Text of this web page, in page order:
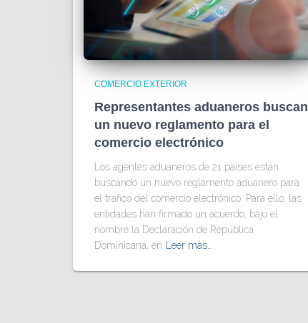
COMERCIO EXTERIOR
Representantes aduaneros buscan
un nuevo reglamento para el
comercio electrónico
Los agentes aduaneros de 21 países están
buscando un nuevo reglamento aduanero para
el tráfico del comercio electrónico. Para ello, las
entidades han firmado un acuerdo, bajo el
nombre la Declaración de República
Dominicana, en
Leer más…